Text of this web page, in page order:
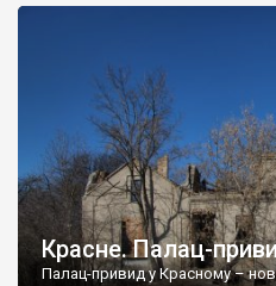
Красне. Палац-
Палац-привид у Красному –